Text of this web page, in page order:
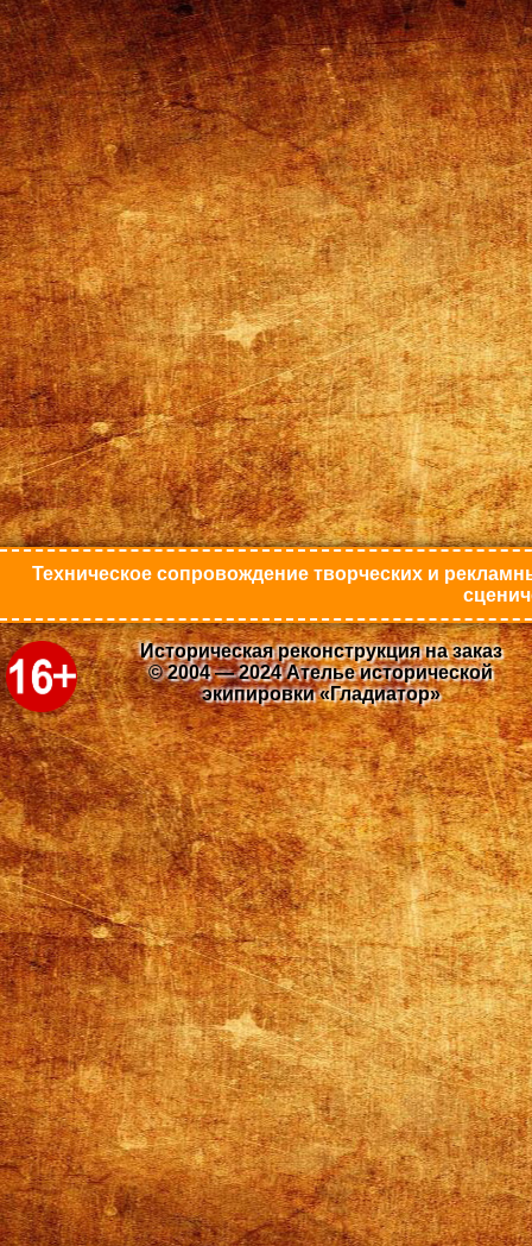
Техническое сопровождение творческих и
Историческая реконструкция на заказ
© 2004 — 2024 Ателье исторической
экипировки «Гладиатор»